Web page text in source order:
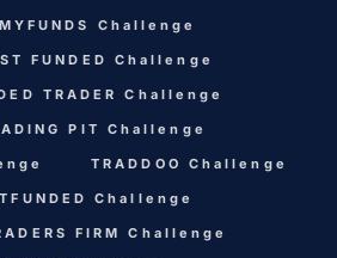
Challenge
FUNDED Challenge
TRADER Challenge
PIT Challenge
TRADDOO Challenge
Challenge
FIRM Challenge